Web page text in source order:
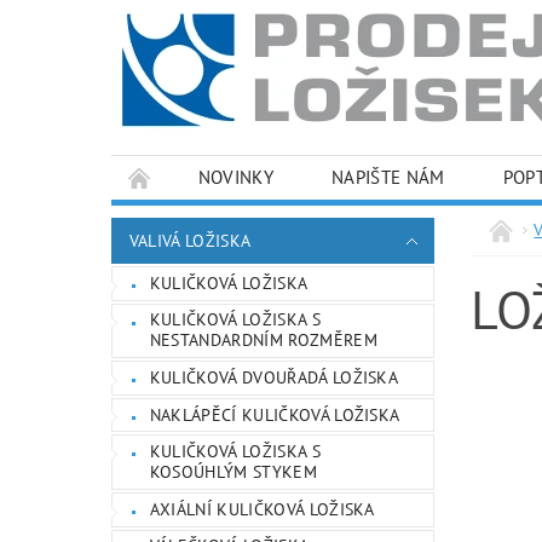
NOVINKY NAPIŠTE NÁM
PODMÍNKY OCHRANY OSOBNÍCH ÚDAJŮ
VALIVÁ LOŽISKA
KULIČKOVÁ LOŽISKA
KULIČKOVÁ LOŽISKA S
NESTANDARDNÍM ROZMĚREM
KULIČKOVÁ DVOUŘADÁ LOŽISKA
NAKLÁPĚCÍ KULIČKOVÁ LOŽISKA
KULIČKOVÁ LOŽISKA S
KOSOÚHLÝM STYKEM
AXIÁLNÍ KULIČKOVÁ LOŽISKA